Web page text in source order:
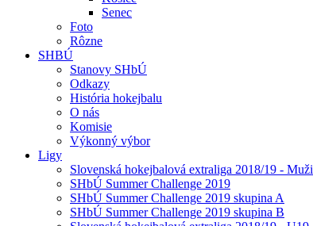
Senec
Foto
Rôzne
SHBÚ
Stanovy SHbÚ
Odkazy
História hokejbalu
O nás
Komisie
Výkonný výbor
Ligy
Slovenská hokejbalová extraliga 2018/19 - Muži
SHbÚ Summer Challenge 2019
SHbÚ Summer Challenge 2019 skupina A
SHbÚ Summer Challenge 2019 skupina B